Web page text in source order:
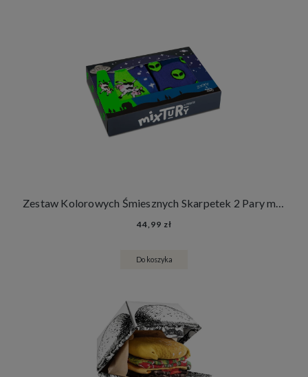
Zestaw Kolorowych Śmiesznych Skarpetek 2 Pary mixTURY UFO Fluorescencyjne Długie Damskie Męskie Świecą w Ultrafiolecie
44,99 zł
Do koszyka